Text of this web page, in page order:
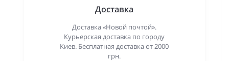
Доставка
Доставка «Новой почтой».
Курьерская доставка по городу
Киев. Бесплатная доставка от 2000
грн.